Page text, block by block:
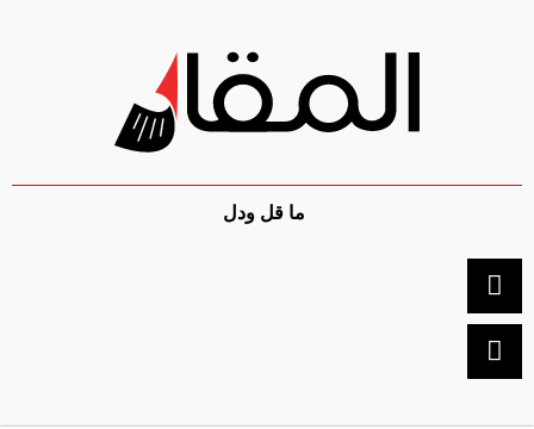
ما قل ودل